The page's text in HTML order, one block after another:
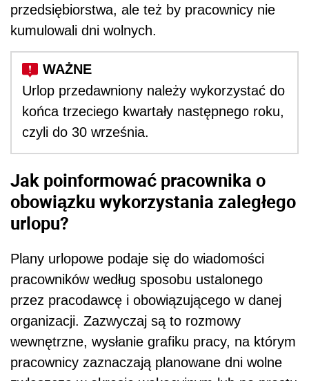
przedsiębiorstwa, ale też by pracownicy nie
kumulowali dni wolnych.
Urlop przedawniony należy wykorzystać do
końca trzeciego kwartały następnego roku,
czyli do 30 września.
Jak poinformować pracownika o
obowiązku wykorzystania zaległego
urlopu?
Plany urlopowe podaje się do wiadomości
pracowników według sposobu ustalonego
przez pracodawcę i obowiązującego w danej
organizacji. Zazwyczaj są to rozmowy
wewnętrzne, wysłanie grafiku pracy, na którym
pracownicy zaznaczają planowane dni wolne